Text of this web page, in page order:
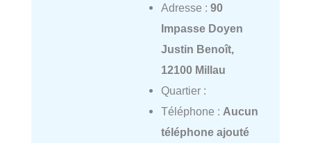
Adresse : 90
Impasse Doyen
Justin Benoît,
12100 Millau
Quartier :
Téléphone : Aucun
téléphone ajouté